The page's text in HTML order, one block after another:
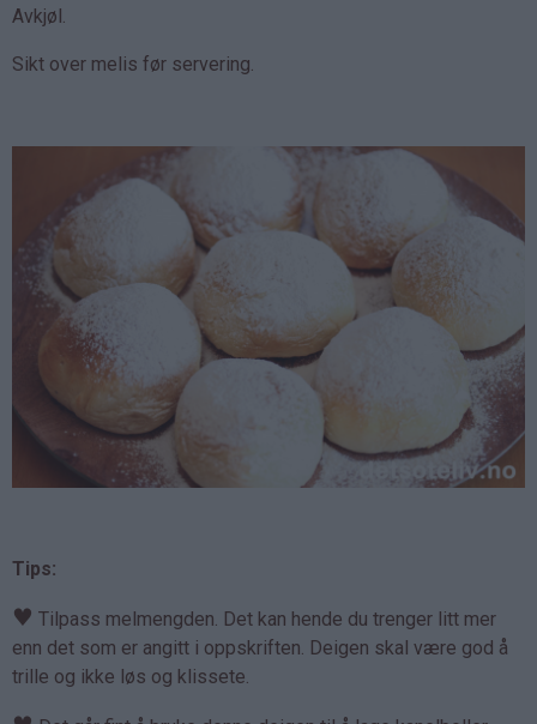
Avkjøl.
Sikt over melis før servering.
Tips:
♥ Tilpass melmengden. Det kan hende du trenger litt mer
enn det som er angitt i oppskriften. Deigen skal være god å
trille og ikke løs og klissete.